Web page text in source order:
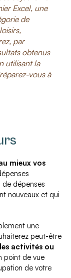
Excel, une
de
par
obtenus
utilisant la
vous à
mieux vos
de dépenses
nouveaux et qui
une
peut-être
activités ou
point de vue
de votre